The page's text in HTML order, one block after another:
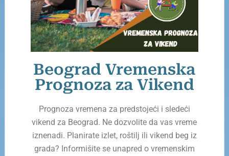
Beograd Vremenska
Prognoza za Vikend
Prognoza vremena za predstojeći i sledeći
vikend za Beograd. Ne dozvolite da vas vreme
iznenadi. Planirate izlet, roštilj ili vikend beg iz
grada? Informišite se unapred o vremenskim